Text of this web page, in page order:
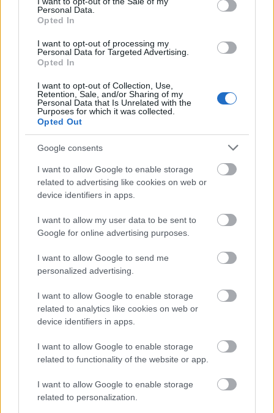
Personal Data.
Opted In
I want to opt-out of processing my
Personal Data for Targeted Advertising.
Opted In
I want to opt-out of Collection, Use,
Retention, Sale, and/or Sharing of my
Personal Data that Is Unrelated with the
Purposes for which it was collected.
Opted Out
Google consents
I want to allow Google to enable storage
related to advertising like cookies on web or
device identifiers in apps.
I want to allow my user data to be sent to
Google for online advertising purposes.
I want to allow Google to send me
personalized advertising.
I want to allow Google to enable storage
related to analytics like cookies on web or
device identifiers in apps.
I want to allow Google to enable storage
related to functionality of the website or app.
I want to allow Google to enable storage
related to personalization.
A Batthyány-palota a Dísz téren
fovarosi.blog.hu• 2025. február 10.
Mária Terézia is megszállt itt, Majláth Györgyöt
pedig itt érte a halál. 1956-ban barna csuhás
szerzetes, 1959 után óvodások is jártak ide. ...